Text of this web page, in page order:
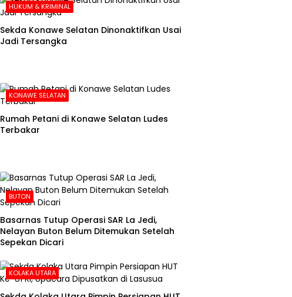
HUKUM & KRIMINAL
Sekda Konawe Selatan Dinonaktifkan Usai
Jadi Tersangka
KONAWE SELATAN
Rumah Petani di Konawe Selatan Ludes
Terbakar
BUTON
Basarnas Tutup Operasi SAR La Jedi,
Nelayan Buton Belum Ditemukan Setelah
Sepekan Dicari
KOLAKA UTARA